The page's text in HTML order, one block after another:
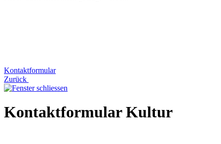
Kontaktformular
Zurück
Kontaktformular Kultur